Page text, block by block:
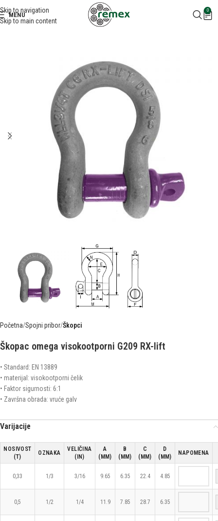
Skip to navigation
Skip to main content
MENU
0
Početna Spojni pribor Škopci
Škopac omega visokootporni G209 RX-lift
• Standard: EN 13889
• materijal: visokootporni čelik
• Faktor sigurnosti: 6:1
• Završna obrada: vruće galv
Varijacije
NOSIVOST
(T)
OZNAKA
VELIČINA
(IN)
A
(MM)
B
(MM)
C
(MM)
D
(MM)
NAPOMENA
0,33 1/3 3/16 9.65 6.35 22.4 4.85
0,5 1/2 1/4 11.9 7.85 28.7 6.35